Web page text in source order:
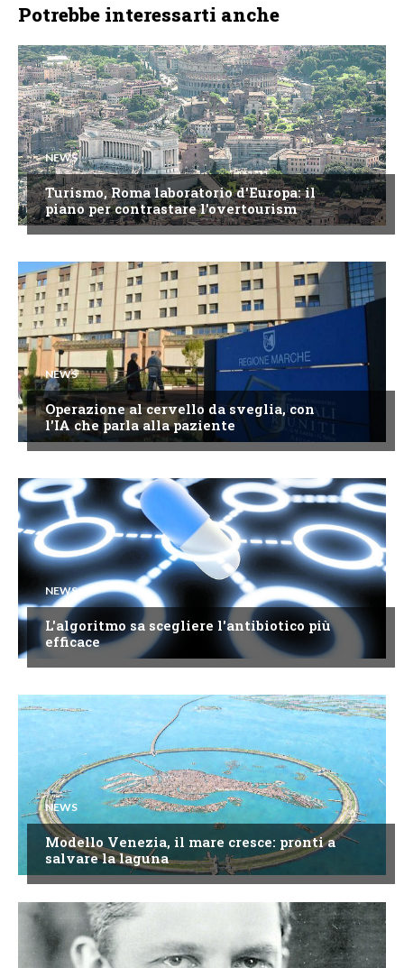
Potrebbe interessarti anche
NEWS
Turismo, Roma laboratorio d'Europa: il
piano per contrastare l'overtourism
NEWS
Operazione al cervello da sveglia, con
l'IA che parla alla paziente
NEWS
L'algoritmo sa scegliere l'antibiotico più
efficace
NEWS
Modello Venezia, il mare cresce: pronti a
salvare la laguna